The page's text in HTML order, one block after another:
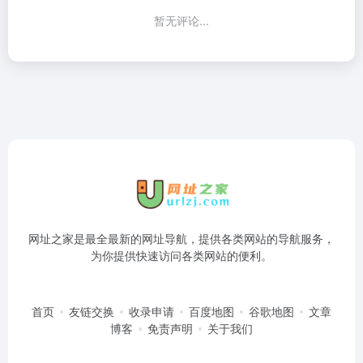
暂无评论...
网址之家是最全最新的网址导航，提供各类网站的导航服务，
为你提供快速访问各类网站的便利。
首页 友链交换 收录申请 百度地图 谷歌地图
文章
博客
免责声明 关于我们